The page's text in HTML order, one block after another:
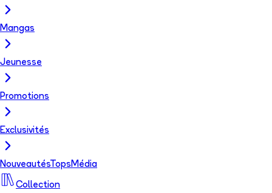
Mangas
Jeunesse
Promotions
Exclusivités
NouveautésTops Média
Collection